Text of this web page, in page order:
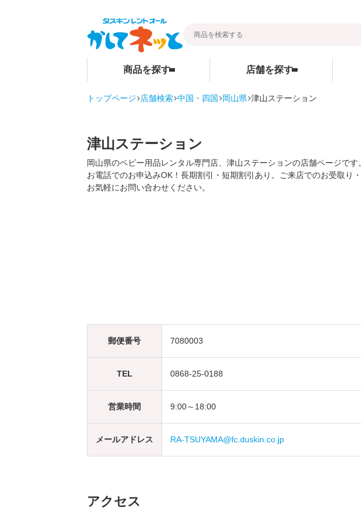
商品を探す
ベビーベッド
ベビーマットレス・ベビー布団
チャイルドシート ご家庭商品サイト
店舗を探す
受け取り方法と送料
トップページ 店舗検索 中国・四国 岡山県 津山ステーション
津山ステーション
岡山県のベビー用品レンタル専門店、津山ステーションの店舗ページです。
お電話でのお申込みOK！長期割引・短期割引あり。ご来店でのお受取り
お気軽にお問い合わせください。
郵便番号 7080003
TEL 0868-25-0188
営業時間 9:00～18:00
メールアドレス RA-TSUYAMA@fc.duskin.co.jp
アクセス